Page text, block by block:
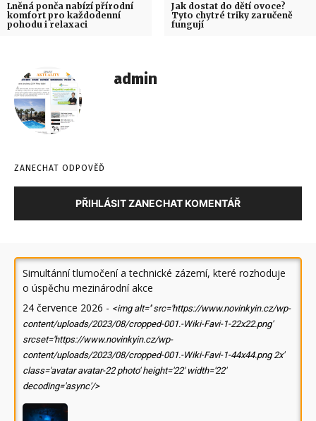
Lněná ponča nabízí přírodní
komfort pro každodenní
pohodu i relaxaci
Jak dostat do dětí ovoce?
Tyto chytré triky zaručeně
fungují
admin
ZANECHAT ODPOVĚĎ
PŘIHLÁSIT ZANECHAT KOMENTÁŘ
Simultánní tlumočení a technické zázemí, které rozhoduje
o úspěchu mezinárodní akce
24 července 2026 - <img alt='' src='https://www.novinkyin.cz/wp-
content/uploads/2023/08/cropped-001.-Wiki-Favi-1-22x22.png'
srcset='https://www.novinkyin.cz/wp-
content/uploads/2023/08/cropped-001.-Wiki-Favi-1-44x44.png 2x'
class='avatar avatar-22 photo' height='22' width='22'
decoding='async'/>